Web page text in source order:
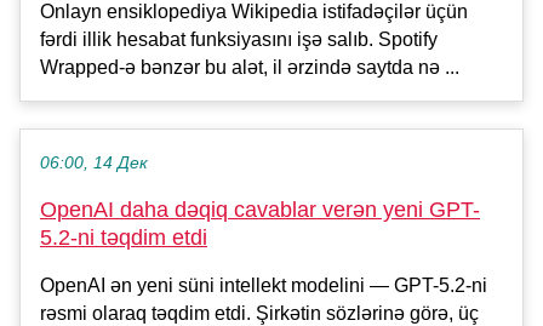
Onlayn ensiklopediya Wikipedia istifadəçilər üçün
fərdi illik hesabat funksiyasını işə salıb. Spotify
Wrapped-ə bənzər bu alət, il ərzində saytda nə ...
06:00, 14 Дек
OpenAI daha dəqiq cavablar verən yeni GPT-
5.2-ni təqdim etdi
OpenAI ən yeni süni intellekt modelini — GPT-5.2-ni
rəsmi olaraq təqdim etdi. Şirkətin sözlərinə görə, üç